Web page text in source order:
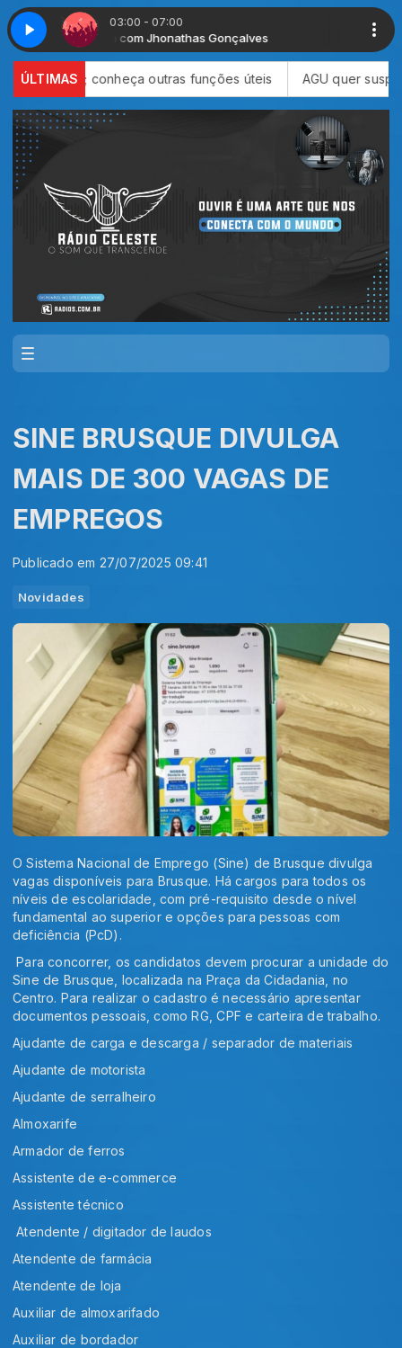
03:00 - 07:00
Algazarra com Jhonathas Gonçalves Algazarra com
ÚLTIMASoutras funções úteis AGU quer suspender a
SINE BRUSQUE DIVULGA
MAIS DE 300 VAGAS DE
EMPREGOS
Publicado em 27/07/2025 09:41
Novidades
O Sistema Nacional de Emprego (Sine) de Brusque divulga
vagas disponíveis para Brusque. Há cargos para todos os
níveis de escolaridade, com pré-requisito desde o nível
fundamental ao superior e opções para pessoas com
deficiência (PcD).
Para concorrer, os candidatos devem procurar a unidade do
Sine de Brusque, localizada na Praça da Cidadania, no
Centro. Para realizar o cadastro é necessário apresentar
documentos pessoais, como RG, CPF e carteira de trabalho.
Ajudante de carga e descarga / separador de materiais
Ajudante de motorista
Ajudante de serralheiro
Almoxarife
Armador de ferros
Assistente de e-commerce
Assistente técnico
Atendente / digitador de laudos
Atendente de farmácia
Atendente de loja
Auxiliar de almoxarifado
Auxiliar de bordador